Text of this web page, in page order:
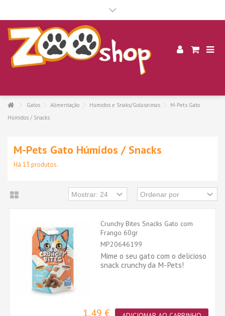
Gatos Alimentação Humidos e Snaks/Goluseimas
M-Pets Gato
Húmidos / Snacks
M-Pets Gato Húmidos / Snacks
Há 13 produtos.
Crunchy Bites Snacks Gato com
Frango 60gr
MP20646199
Mime o seu gato com o delicioso
snack crunchy da M-Pets!
1,49 €